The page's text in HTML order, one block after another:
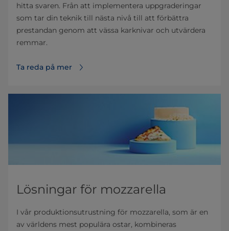
hitta svaren. Från att implementera uppgraderingar
som tar din teknik till nästa nivå till att förbättra
prestandan genom att vässa karknivar och utvärdera
remmar.
Ta reda på mer
Lösningar för mozzarella
I vår produktionsutrustning för mozzarella, som är en
av världens mest populära ostar, kombineras